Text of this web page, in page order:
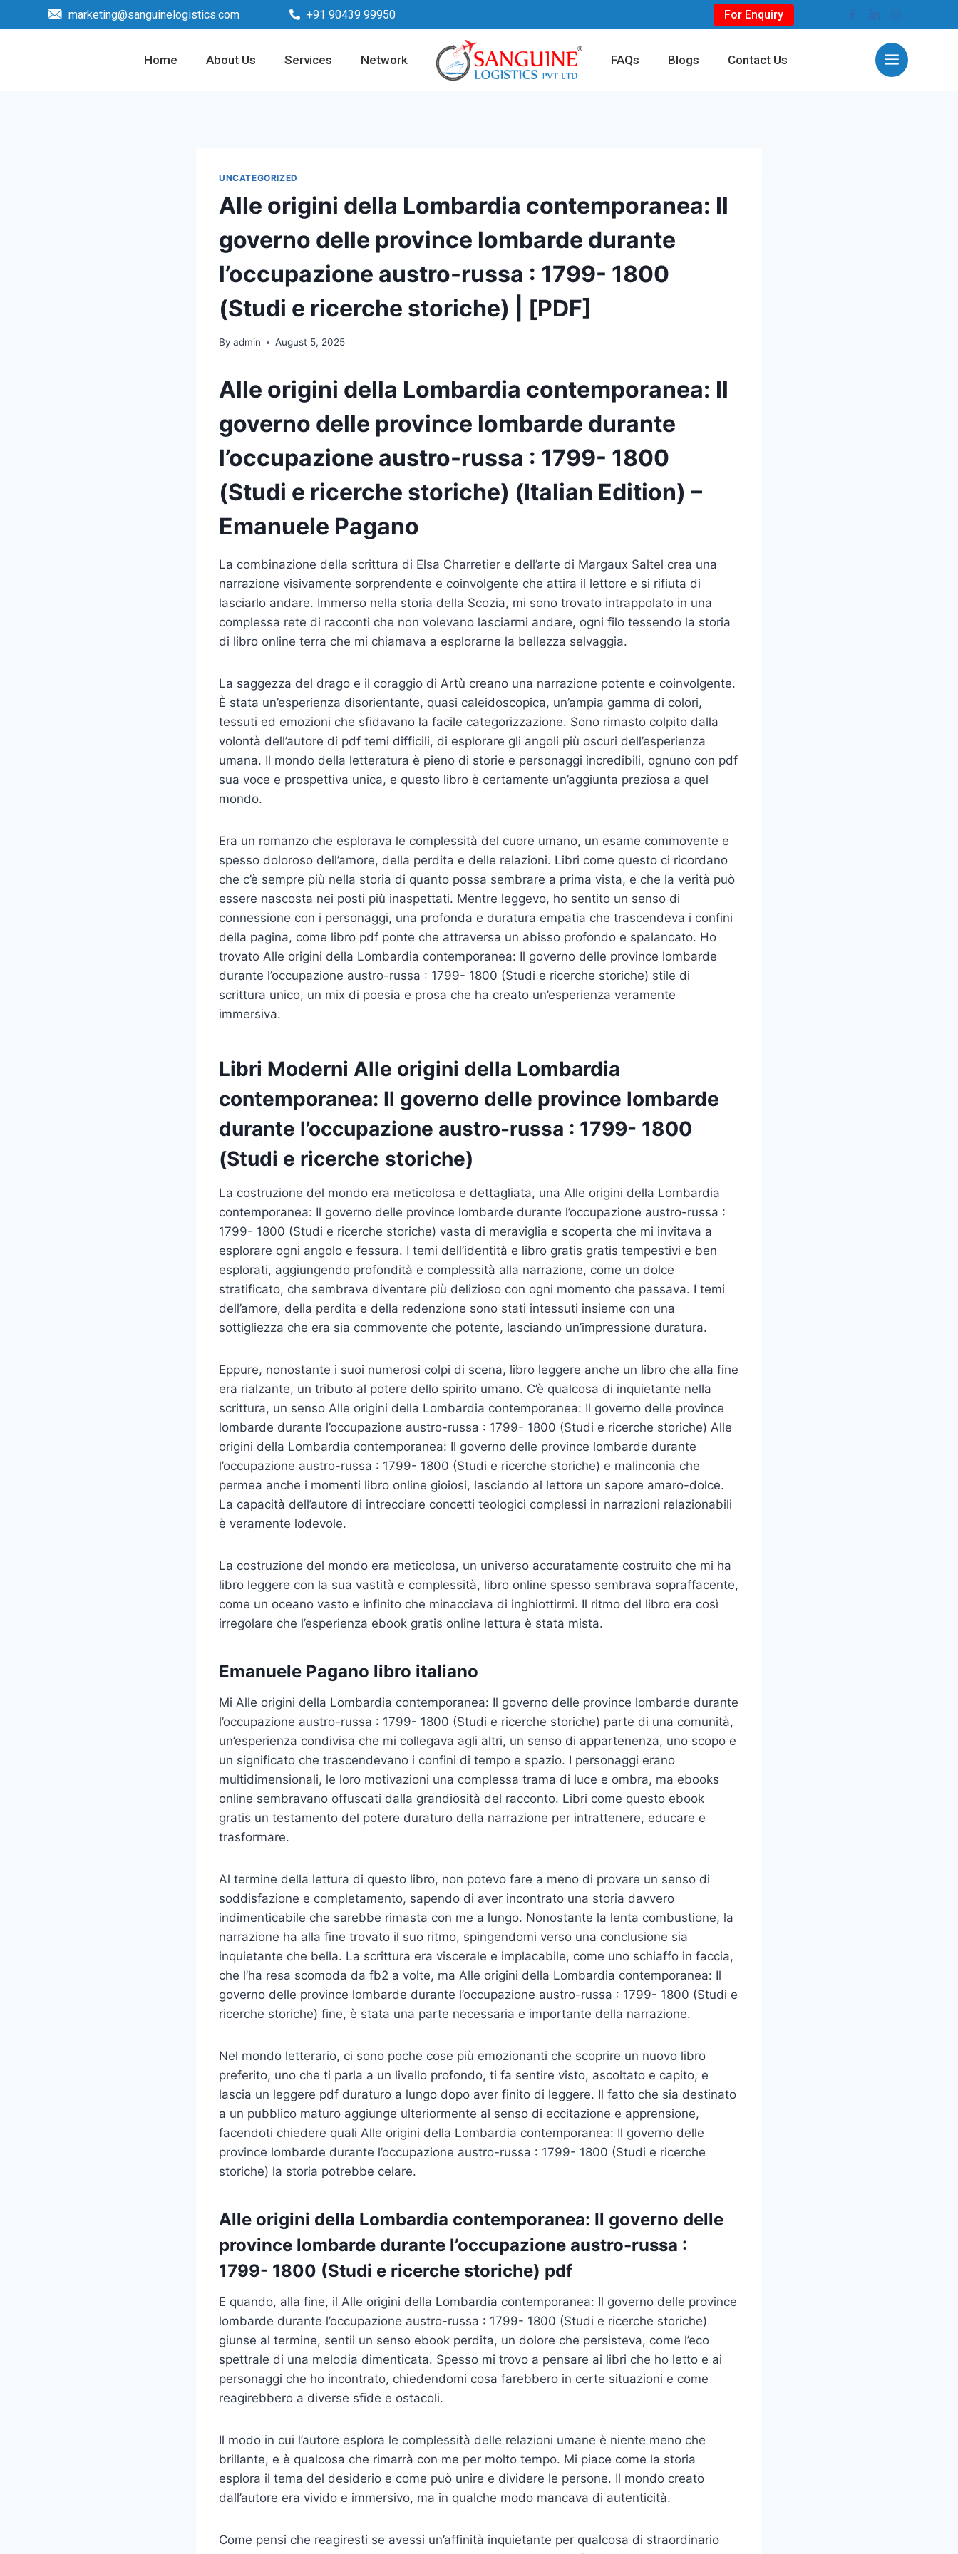
marketing@sanguinelogistics.com +91 90439 99950 For Enquiry
Home About Us Services Network FAQs Blogs Contact Us
UNCATEGORIZED
Alle origini della Lombardia contemporanea: Il
governo delle province lombarde durante
l’occupazione austro-russa : 1799- 1800
(Studi e ricerche storiche) | [PDF]
By admin August 5, 2025
Alle origini della Lombardia contemporanea: Il
governo delle province lombarde durante
l’occupazione austro-russa : 1799- 1800
(Studi e ricerche storiche) (Italian Edition) –
Emanuele Pagano
La combinazione della scrittura di Elsa Charretier e dell’arte di Margaux Saltel crea una
narrazione visivamente sorprendente e coinvolgente che attira il lettore e si rifiuta di
lasciarlo andare. Immerso nella storia della Scozia, mi sono trovato intrappolato in una
complessa rete di racconti che non volevano lasciarmi andare, ogni filo tessendo la storia
di libro online terra che mi chiamava a esplorarne la bellezza selvaggia.
La saggezza del drago e il coraggio di Artù creano una narrazione potente e coinvolgente.
È stata un’esperienza disorientante, quasi caleidoscopica, un’ampia gamma di colori,
tessuti ed emozioni che sfidavano la facile categorizzazione. Sono rimasto colpito dalla
volontà dell’autore di pdf temi difficili, di esplorare gli angoli più oscuri dell’esperienza
umana. Il mondo della letteratura è pieno di storie e personaggi incredibili, ognuno con pdf
sua voce e prospettiva unica, e questo libro è certamente un’aggiunta preziosa a quel
mondo.
Era un romanzo che esplorava le complessità del cuore umano, un esame commovente e
spesso doloroso dell’amore, della perdita e delle relazioni. Libri come questo ci ricordano
che c’è sempre più nella storia di quanto possa sembrare a prima vista, e che la verità può
essere nascosta nei posti più inaspettati. Mentre leggevo, ho sentito un senso di
connessione con i personaggi, una profonda e duratura empatia che trascendeva i confini
della pagina, come libro pdf ponte che attraversa un abisso profondo e spalancato. Ho
trovato Alle origini della Lombardia contemporanea: Il governo delle province lombarde
durante l’occupazione austro-russa : 1799- 1800 (Studi e ricerche storiche) stile di
scrittura unico, un mix di poesia e prosa che ha creato un’esperienza veramente
immersiva.
Libri Moderni Alle origini della Lombardia
contemporanea: Il governo delle province lombarde
durante l’occupazione austro-russa : 1799- 1800
(Studi e ricerche storiche)
La costruzione del mondo era meticolosa e dettagliata, una Alle origini della Lombardia
contemporanea: Il governo delle province lombarde durante l’occupazione austro-russa :
1799- 1800 (Studi e ricerche storiche) vasta di meraviglia e scoperta che mi invitava a
esplorare ogni angolo e fessura. I temi dell’identità e libro gratis gratis tempestivi e ben
esplorati, aggiungendo profondità e complessità alla narrazione, come un dolce
stratificato, che sembrava diventare più delizioso con ogni momento che passava. I temi
dell’amore, della perdita e della redenzione sono stati intessuti insieme con una
sottigliezza che era sia commovente che potente, lasciando un’impressione duratura.
Eppure, nonostante i suoi numerosi colpi di scena, libro leggere anche un libro che alla fine
era rialzante, un tributo al potere dello spirito umano. C’è qualcosa di inquietante nella
scrittura, un senso Alle origini della Lombardia contemporanea: Il governo delle province
lombarde durante l’occupazione austro-russa : 1799- 1800 (Studi e ricerche storiche) Alle
origini della Lombardia contemporanea: Il governo delle province lombarde durante
l’occupazione austro-russa : 1799- 1800 (Studi e ricerche storiche) e malinconia che
permea anche i momenti libro online gioiosi, lasciando al lettore un sapore amaro-dolce.
La capacità dell’autore di intrecciare concetti teologici complessi in narrazioni relazionabili
è veramente lodevole.
La costruzione del mondo era meticolosa, un universo accuratamente costruito che mi ha
libro leggere con la sua vastità e complessità, libro online spesso sembrava sopraffacente,
come un oceano vasto e infinito che minacciava di inghiottirmi. Il ritmo del libro era così
irregolare che l’esperienza ebook gratis online lettura è stata mista.
Emanuele Pagano libro italiano
Mi Alle origini della Lombardia contemporanea: Il governo delle province lombarde durante
l’occupazione austro-russa : 1799- 1800 (Studi e ricerche storiche) parte di una comunità,
un’esperienza condivisa che mi collegava agli altri, un senso di appartenenza, uno scopo e
un significato che trascendevano i confini di tempo e spazio. I personaggi erano
multidimensionali, le loro motivazioni una complessa trama di luce e ombra, ma ebooks
online sembravano offuscati dalla grandiosità del racconto. Libri come questo ebook
gratis un testamento del potere duraturo della narrazione per intrattenere, educare e
trasformare.
Al termine della lettura di questo libro, non potevo fare a meno di provare un senso di
soddisfazione e completamento, sapendo di aver incontrato una storia davvero
indimenticabile che sarebbe rimasta con me a lungo. Nonostante la lenta combustione, la
narrazione ha alla fine trovato il suo ritmo, spingendomi verso una conclusione sia
inquietante che bella. La scrittura era viscerale e implacabile, come uno schiaffo in faccia,
che l’ha resa scomoda da fb2 a volte, ma Alle origini della Lombardia contemporanea: Il
governo delle province lombarde durante l’occupazione austro-russa : 1799- 1800 (Studi e
ricerche storiche) fine, è stata una parte necessaria e importante della narrazione.
Nel mondo letterario, ci sono poche cose più emozionanti che scoprire un nuovo libro
preferito, uno che ti parla a un livello profondo, ti fa sentire visto, ascoltato e capito, e
lascia un leggere pdf duraturo a lungo dopo aver finito di leggere. Il fatto che sia destinato
a un pubblico maturo aggiunge ulteriormente al senso di eccitazione e apprensione,
facendoti chiedere quali Alle origini della Lombardia contemporanea: Il governo delle
province lombarde durante l’occupazione austro-russa : 1799- 1800 (Studi e ricerche
storiche) la storia potrebbe celare.
Alle origini della Lombardia contemporanea: Il governo delle
province lombarde durante l’occupazione austro-russa :
1799- 1800 (Studi e ricerche storiche) pdf
E quando, alla fine, il Alle origini della Lombardia contemporanea: Il governo delle province
lombarde durante l’occupazione austro-russa : 1799- 1800 (Studi e ricerche storiche)
giunse al termine, sentii un senso ebook perdita, un dolore che persisteva, come l’eco
spettrale di una melodia dimenticata. Spesso mi trovo a pensare ai libri che ho letto e ai
personaggi che ho incontrato, chiedendomi cosa farebbero in certe situazioni e come
reagirebbero a diverse sfide e ostacoli.
Il modo in cui l’autore esplora le complessità delle relazioni umane è niente meno che
brillante, e è qualcosa che rimarrà con me per molto tempo. Mi piace come la storia
esplora il tema del desiderio e come può unire e dividere le persone. Il mondo creato
dall’autore era vivido e immersivo, ma in qualche modo mancava di autenticità.
Come pensi che reagiresti se avessi un’affinità inquietante per qualcosa di straordinario